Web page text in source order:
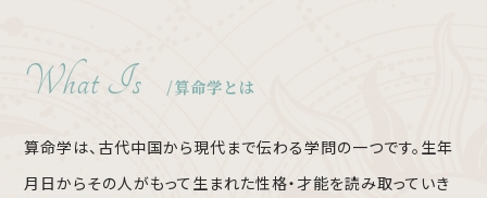
What Is 算命学とは
算命学は、古代中国から現代まで伝わる学問の一つです。生年
月日からその人がもって生まれた性格・才能を読み取っていき